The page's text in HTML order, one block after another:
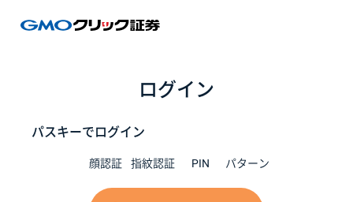
ログイン
パスキーでログイン
顔認証 指紋認証 PIN パターン